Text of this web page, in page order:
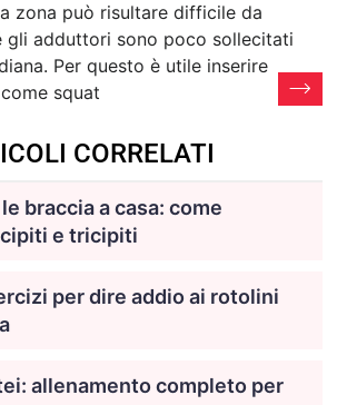
zona può risultare difficile da
gli adduttori sono poco sollecitati
Per questo è utile inserire
squat
CORRELATI
braccia a casa: come
e tricipiti
per dire addio ai rotolini
allenamento completo per